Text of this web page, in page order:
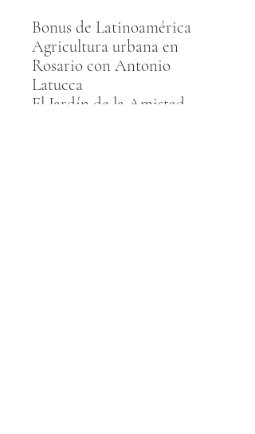
Bonus de Latinoamérica
Agricultura urbana en
Rosario con Antonio
Latucca
El Jardín de la Amistad